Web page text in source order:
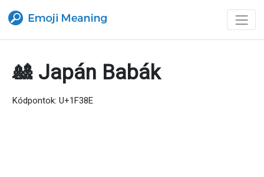
🎎 Japán Babák
Kódpontok: U+1F38E